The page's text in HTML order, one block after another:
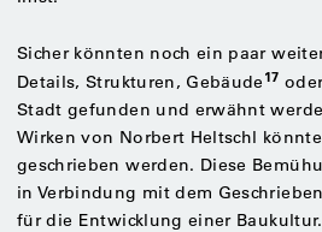
Sicher könnten noch ein paar
Details, Strukturen, Gebäude 17
Stadt gefunden und erwähnt
Wirken von Norbert Heltschl
geschrieben werden. Diese
in Verbindung mit dem
für die Entwicklung einer